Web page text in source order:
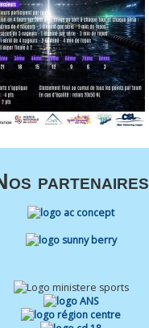
partenaires